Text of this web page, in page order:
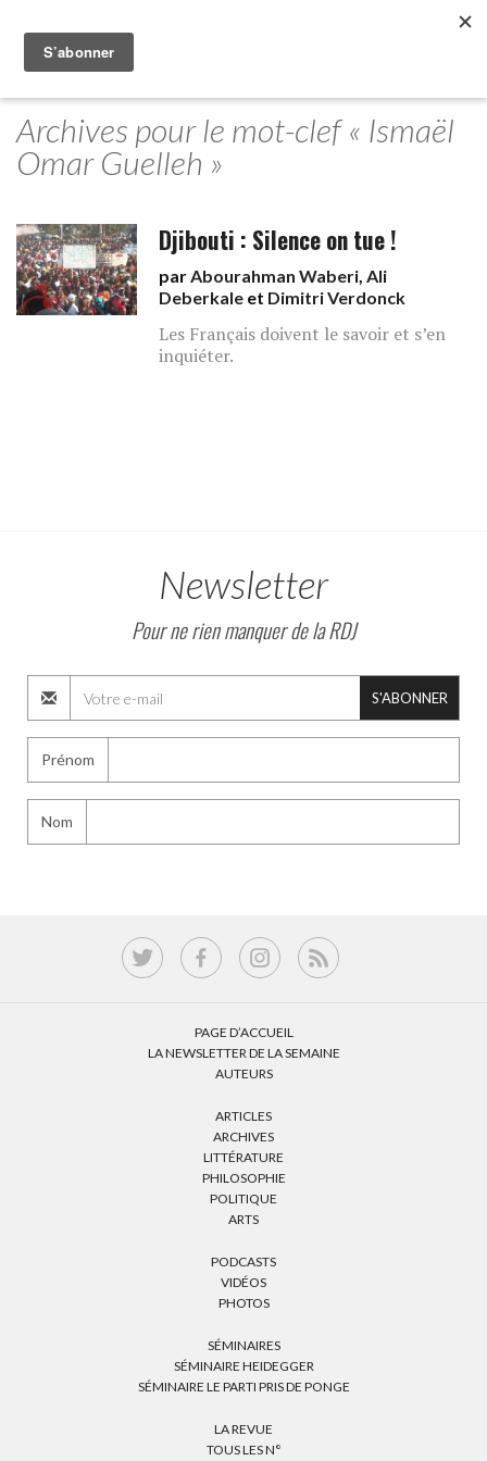
Archives pour le mot-clef « Ismaël
Omar Guelleh »
Djibouti : Silence on tue !
parAbourahman Waberi,Ali
Deberkale et Dimitri Verdonck
Les Français doivent le savoir et s’en
inquiéter.
Newsletter
Pour ne rien manquer de la RDJ
S'ABONNER
Prénom
Nom
PAGE D’ACCUEIL
LA NEWSLETTER DE LA SEMAINE
AUTEURS
ARTICLES
ARCHIVES
LITTÉRATURE
PHILOSOPHIE
POLITIQUE
ARTS
PODCASTS
VIDÉOS
PHOTOS
SÉMINAIRES
SÉMINAIRE HEIDEGGER
SÉMINAIRE LE PARTI PRIS DE PONGE
LA REVUE
TOUS LES N°